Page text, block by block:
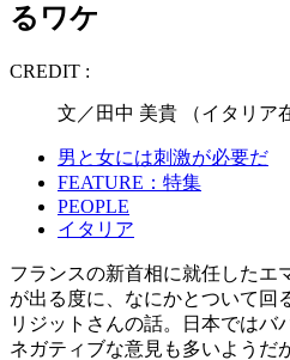
るワケ
CREDIT :
文／田中 美貴 （イタリア
男と女には刺激が必要だ
FEATURE：特集
PEOPLE
イタリア
フランスの新首相に就任したエ
が出る度に、なにかとついて回
リジットさんの話。日本ではバ
ネガティブな意見も多いようだ